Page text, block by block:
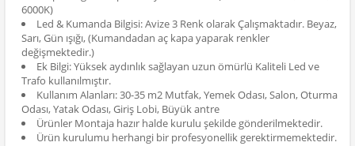
6000K)
Led & Kumanda Bilgisi: Avize 3 Renk olarak Çalışmaktadır. Beyaz,
Sarı, Gün ışığı, (Kumandadan aç kapa yaparak renkler
değişmektedir.)
Ek Bilgi: Yüksek aydınlık sağlayan uzun ömürlü Kaliteli Led ve
Trafo kullanılmıştır.
Kullanım Alanları: 30-35 m2 Mutfak, Yemek Odası, Salon, Oturma
Odası, Yatak Odası, Giriş Lobi, Büyük antre
Ürünler Montaja hazır halde kurulu şekilde gönderilmektedir.
Ürün kurulumu herhangi bir profesyonellik gerektirmemektedir.